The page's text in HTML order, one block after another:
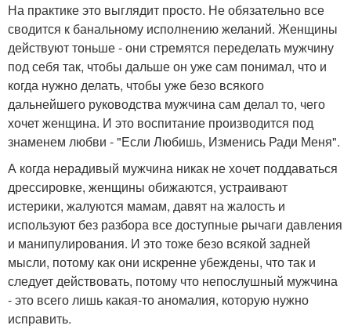
На практике это выглядит просто. Не обязательно все
сводится к банальному исполнению желаний. Женщины
действуют тоньше - они стремятся переделать мужчину
под себя так, чтобы дальше он уже сам понимал, что и
когда нужно делать, чтобы уже безо всякого
дальнейшего руководства мужчина сам делал то, чего
хочет женщина. И это воспитание производится под
знаменем любви - "Если Любишь, Изменись Ради Меня".
А когда нерадивый мужчина никак не хочет поддаваться
дрессировке, женщины обижаются, устраивают
истерики, жалуются мамам, давят на жалость и
используют без разбора все доступные рычаги давления
и манипулирования. И это тоже безо всякой задней
мысли, потому как они искренне убеждены, что так и
следует действовать, потому что непослушный мужчина
- это всего лишь какая-то аномалия, которую нужно
исправить.